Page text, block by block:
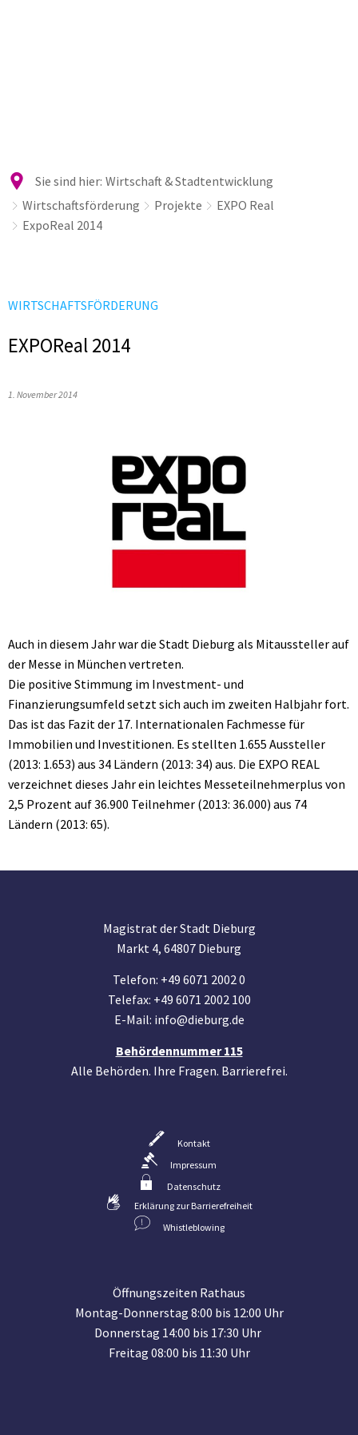
Sie sind hier: Wirtschaft & Stadtentwicklung
Wirtschaftsförderung
Projekte
EXPO Real
ExpoReal 2014
WIRTSCHAFTSFÖRDERUNG
EXPOReal 2014
1. November 2014
Auch in diesem Jahr war die Stadt Dieburg als Mitaussteller auf
der Messe in München vertreten.
Die positive Stimmung im Investment- und
Finanzierungsumfeld setzt sich auch im zweiten Halbjahr fort.
Das ist das Fazit der 17. Internationalen Fachmesse für
Immobilien und Investitionen. Es stellten 1.655 Aussteller
(2013: 1.653) aus 34 Ländern (2013: 34) aus. Die EXPO REAL
verzeichnet dieses Jahr ein leichtes Messeteilnehmerplus von
2,5 Prozent auf 36.900 Teilnehmer (2013: 36.000) aus 74
Ländern (2013: 65).
Magistrat der Stadt Dieburg
Markt 4, 64807 Dieburg
Telefon: +49 6071 2002 0
Telefax: +49 6071 2002 100
E-Mail: info@dieburg.de
Behördennummer 115
Alle Behörden. Ihre Fragen. Barrierefrei.
Kontakt
Impressum
Datenschutz
Erklärung zur Barrierefreiheit
Whistleblowing
Öffnungszeiten Rathaus
Montag-Donnerstag 8:00 bis 12:00 Uhr
Donnerstag 14:00 bis 17:30 Uhr
Freitag 08:00 bis 11:30 Uhr